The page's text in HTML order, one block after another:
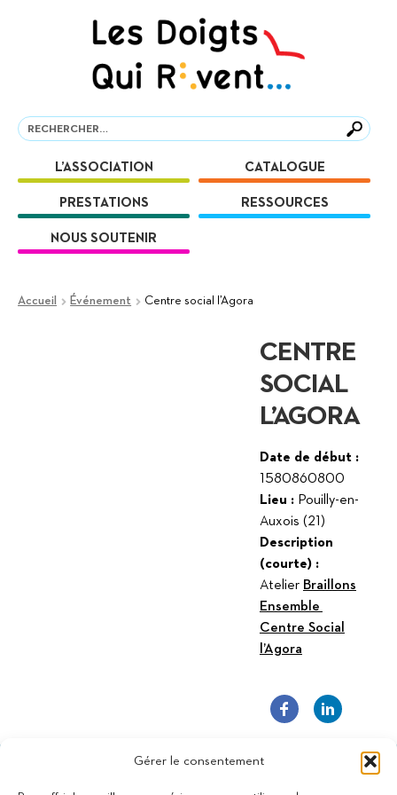
Gérer le consentement
Recherche
Recherche
L’ASSOCIATION CATALOGUE
PRESTATIONS RESSOURCES
NOUS SOUTENIR
Accueil Événement Centre social l’Agora
CENTRE
SOCIAL
L’AGORA
Date de début :
1580860800
Lieu :Pouilly-en-
Auxois (21)
Description
(courte) :
Atelier Braillons
Ensemble
Centre Social
l’Agora